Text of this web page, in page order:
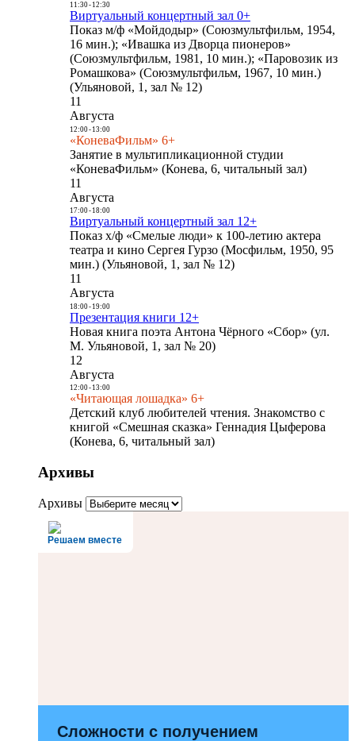
11:30- 12:30
Виртуальный концертный зал 0+
Показ м/ф «Мойдодыр» (Союзмультфильм, 1954,
16 мин.); «Ивашка из Дворца пионеров»
(Союзмультфильм, 1981, 10 мин.); «Паровозик из
Ромашкова» (Союзмультфильм, 1967, 10 мин.)
(Ульяновой, 1, зал № 12)
11
Августа
12:00- 13:00
«КоневаФильм» 6+
Занятие в мультипликационной студии
«КоневаФильм» (Конева, 6, читальный зал)
11
Августа
17:00- 18:00
Виртуальный концертный зал 12+
Показ х/ф «Смелые люди» к 100-летию актера
театра и кино Сергея Гурзо (Мосфильм, 1950, 95
мин.) (Ульяновой, 1, зал № 12)
11
Августа
18:00- 19:00
Презентация книги 12+
Новая книга поэта Антона Чёрного «Сбор» (ул.
М. Ульяновой, 1, зал № 20)
12
Августа
12:00- 13:00
«Читающая лошадка» 6+
Детский клуб любителей чтения. Знакомство с
книгой «Смешная сказка» Геннадия Цыферова
(Конева, 6, читальный зал)
Архивы
Архивы
Решаем вместе
Сложности с получением